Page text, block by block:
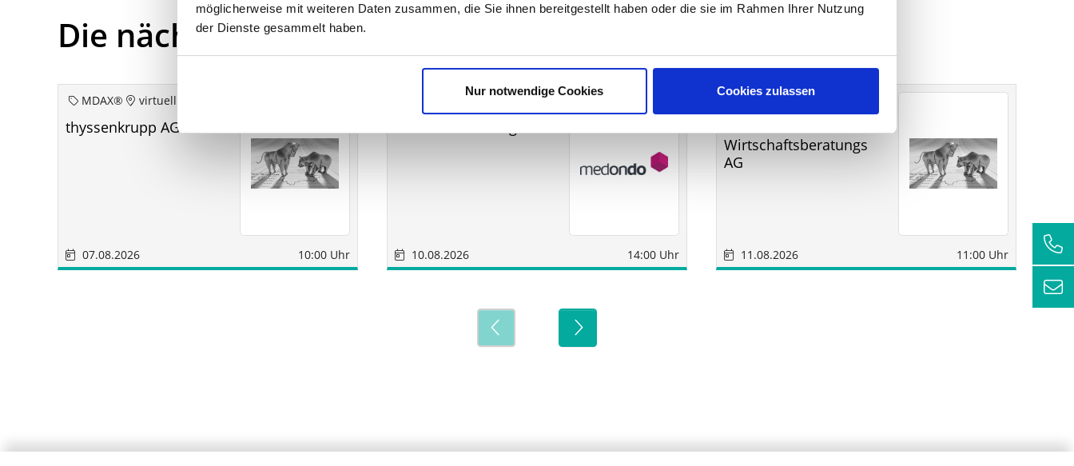
möglicherweise mit weiteren Daten zusammen, die Sie ihnen bereitgestellt haben oder die sie im Rahmen Ihrer Nutzung
der Dienste gesammelt haben.
Nur notwendige Cookies Cookies zulassen
Die nächsten Termine
MDAX® virtuell
thyssenkrupp AG aoHV
07.08.2026 10:00 Uhr
München
10.08.2026 14:00 Uhr
Sonstige Sindelfingen
Wirtschaftsberatungs
AG
11.08.2026 11:00 Uhr